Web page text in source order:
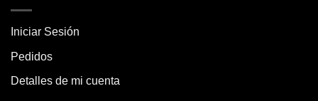
Iniciar Sesión
Pedidos
Detalles de mi cuenta